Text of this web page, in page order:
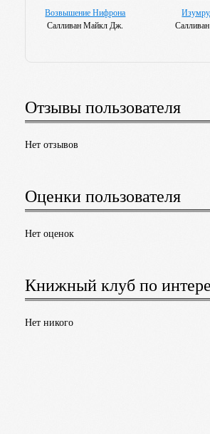
Возвышение Нифрона
Салливан Майкл Дж.
зимы. Персепликвис]
Отзывы пользователя
Нет отзывов
Оценки пользователя
Нет оценок
Книжный клуб по
Нет никого